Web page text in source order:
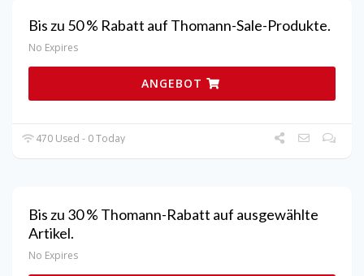
Bis zu 50 % Rabatt auf Thomann-Sale-Produkte.
No Expires
ANGEBOT
470 Used - 0 Today
Bis zu 30 % Thomann-Rabatt auf ausgewählte
Artikel.
No Expires